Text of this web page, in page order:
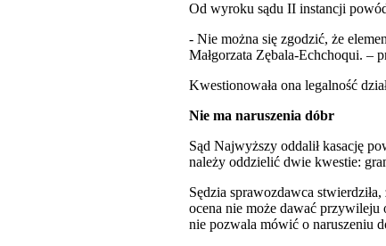
Od wyroku sądu II instancji
- Nie można się zgodzić, że
Małgorzata Zębala-Echchoqui. –
Kwestionowała ona legalność
Nie ma naruszenia dóbr
Sąd Najwyższy oddalił kasację
należy oddzielić dwie kwestie:
Sędzia sprawozdawca
ocena nie może dawać
nie pozwala mówić o naruszeniu